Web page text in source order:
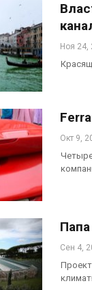
Ноя 24,
Окт 9,
Сен 4,